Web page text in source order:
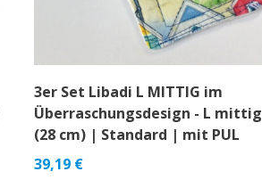
3er Set Libadi L MITTIG im
Überraschungsdesign - L mittig
(28 cm) | Standard | mit PUL
39,19 €